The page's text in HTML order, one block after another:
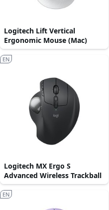
Logitech Lift Vertical
Ergonomic Mouse (Mac)
Logitech MX Ergo S
Advanced Wireless Trackball
EN
EN